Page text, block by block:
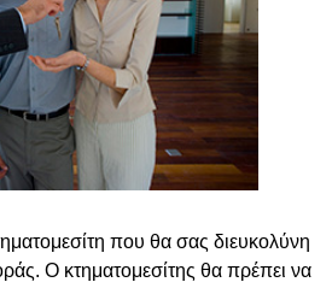
που θα σας διευκολύνη
Ο κτηματομεσίτης θα πρέπει να